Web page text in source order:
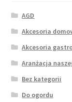
AGD
Akcesoria
Akcesoria
Aranżacja
Bez kategorii
Do ogordu